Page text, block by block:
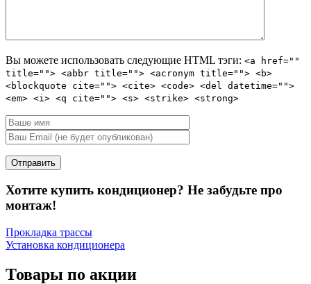
Вы можете использовать следующие HTML тэги: <a href=""
title=""> <abbr title=""> <acronym title=""> <b>
<blockquote cite=""> <cite> <code> <del datetime="">
<em> <i> <q cite=""> <s> <strike> <strong>
Хотите купить кондиционер? Не забудьте про
монтаж!
Прокладка трассы
Установка кондиционера
Товары по акции